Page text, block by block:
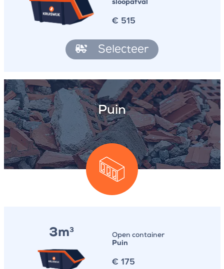
sloopafval
€ 515
Selecteer
Puin
3m3
Open container
Puin
€ 175